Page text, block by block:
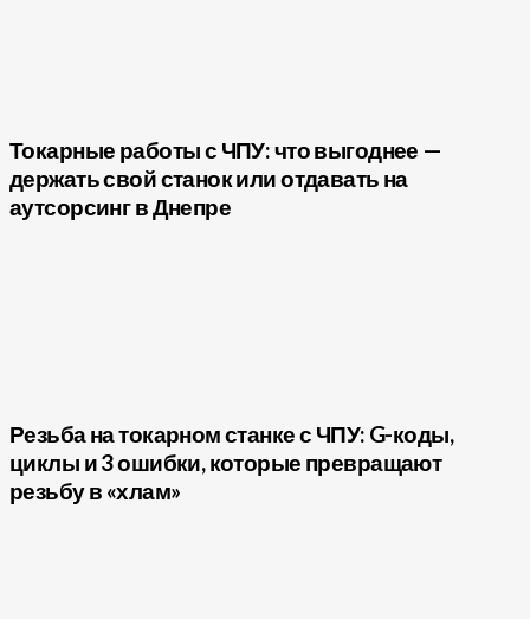
Токарные работы с ЧПУ: что выгоднее —
держать свой станок или отдавать на
аутсорсинг в Днепре
Резьба на токарном станке с ЧПУ: G-коды,
циклы и 3 ошибки, которые превращают
резьбу в «хлам»